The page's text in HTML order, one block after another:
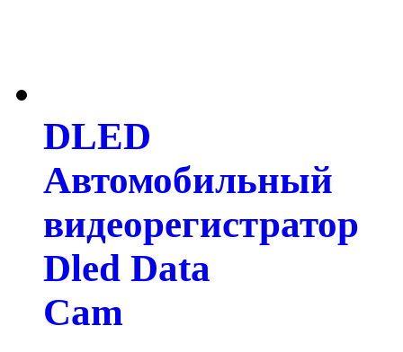
DLED
Автомобильный
видеорегистратор
Dled Data
Cam